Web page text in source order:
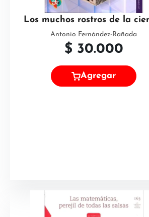
Los muchos rostros de la
Antonio Fernández-Rañada
$ 30.000
Agregar